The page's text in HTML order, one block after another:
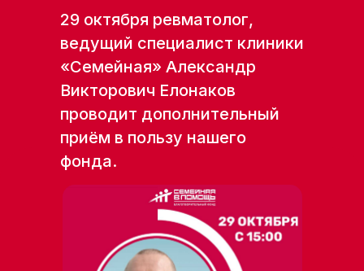
29 октября ревматолог,
ведущий специалист клиники
«Семейная» Александр
Викторович Елонаков
проводит дополнительный
приём в пользу нашего
фонда.